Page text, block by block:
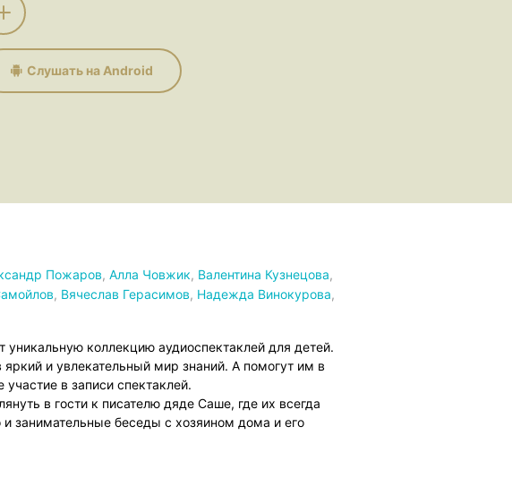
Слушать на Android
Пожаров, Алла Човжик, Валентина Кузнецова,
, Вячеслав Герасимов, Надежда Винокурова,
коллекцию аудиоспектаклей для детей.
яркий и увлекательный мир знаний. А помогут им в
в записи спектаклей.
в гости к писателю дяде Саше, где их всегда
занимательные беседы с хозяином дома и его
А ещё здесь есть волшебная библиотека, в